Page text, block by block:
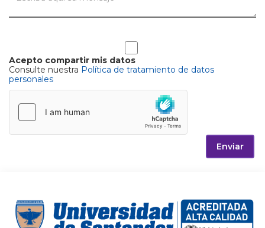
Acepto compartir mis datos
Consulte nuestra Política de tratamiento de datos
personales
Enviar